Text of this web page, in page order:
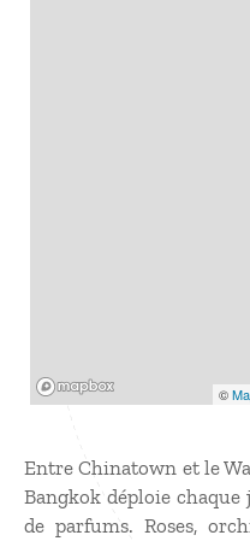
©
Entre Chinatown et le
Bangkok déploie
de parfums. Roses,